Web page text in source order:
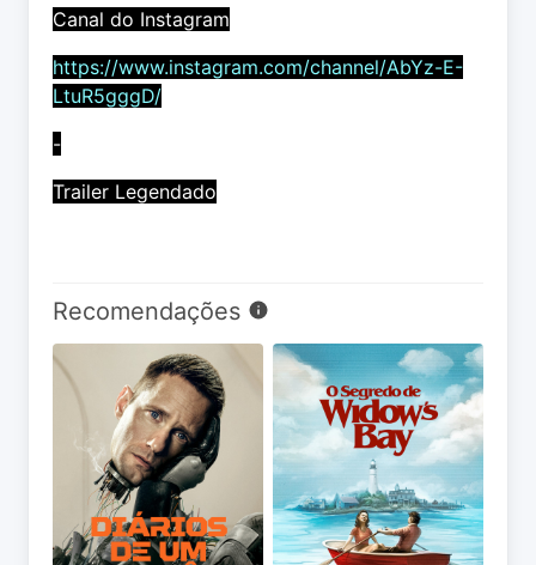
Canal do Instagram
https://www.instagram.com/channel/AbYz-E-
LtuR5gggD/
-
Trailer Legendado
Recomendações